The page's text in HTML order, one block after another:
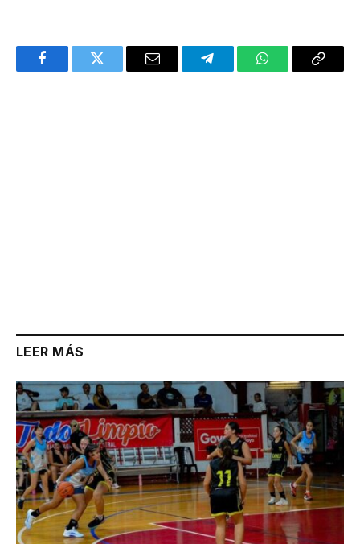
FacebookTwitter Email TelegramWhatsAppCopy
LEER MÁS